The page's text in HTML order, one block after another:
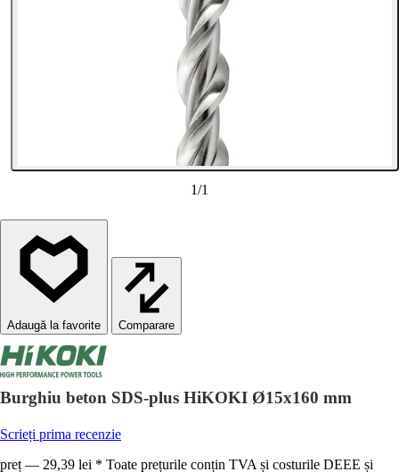
1/1
Comparare
Burghiu beton SDS-plus HiKOKI Ø15x160 mm
Scrieți prima recenzie
preț — 29,39 lei * Toate prețurile conțin TVA și costurile DEEE și